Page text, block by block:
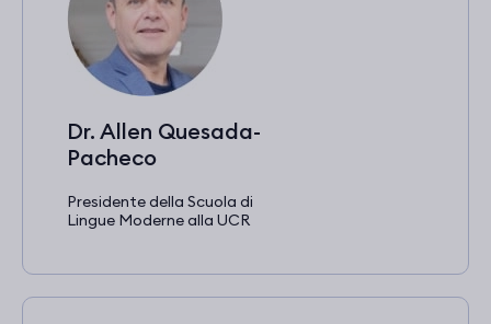
Dr. Allen Quesada-
Pacheco
Presidente della Scuola di
Lingue Moderne alla UCR